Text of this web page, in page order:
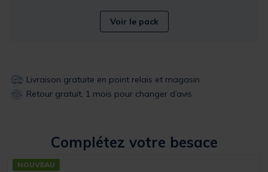
Voir le pack
Livraison gratuite en point relais et magasin
Retour gratuit, 1 mois pour changer d’avis
Complétez votre besace
NOUVEAU